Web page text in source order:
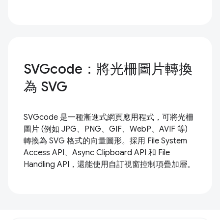
SVGcode：將光柵圖片轉換
為 SVG
SVGcode 是一種漸進式網頁應用程式，可將光柵
圖片 (例如 JPG、PNG、GIF、WebP、AVIF 等)
轉換為 SVG 格式的向量圖形。採用 File System
Access API、Async Clipboard API 和 File
Handling API，還能使用自訂視窗控制項疊加層。